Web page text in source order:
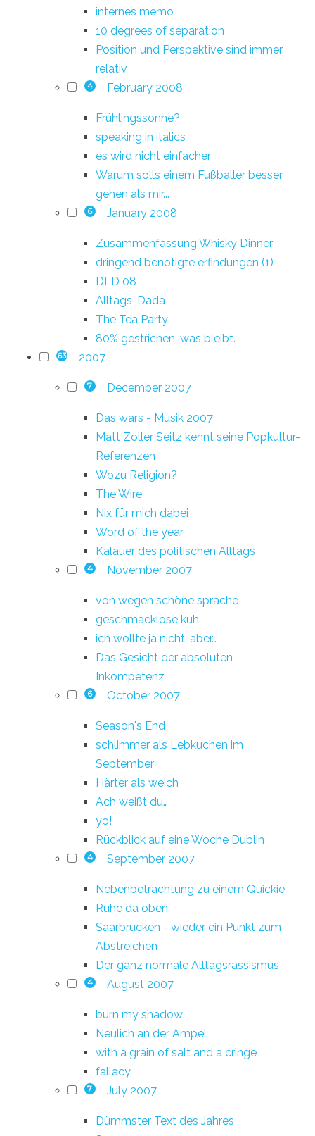
internes memo
10 degrees of separation
Position und Perspektive sind immer
relativ
4 February 2008
Frühlingssonne?
speaking in italics
es wird nicht einfacher
Warum solls einem Fußballer besser
gehen als mir...
6 January 2008
Zusammenfassung Whisky Dinner
dringend benötigte erfindungen (1)
DLD 08
Alltags-Dada
The Tea Party
80% gestrichen. was bleibt.
63 2007
7 December 2007
Das wars - Musik 2007
Matt Zoller Seitz kennt seine Popkultur-
Referenzen
Wozu Religion?
The Wire
Nix für mich dabei
Word of the year
Kalauer des politischen Alltags
4 November 2007
von wegen schöne sprache
geschmacklose kuh
ich wollte ja nicht, aber…
Das Gesicht der absoluten
Inkompetenz
6 October 2007
Season's End
schlimmer als Lebkuchen im
September
Härter als weich
Ach weißt du…
yo!
Rückblick auf eine Woche Dublin
4 September 2007
Nebenbetrachtung zu einem Quickie
Ruhe da oben.
Saarbrücken - wieder ein Punkt zum
Abstreichen
Der ganz normale Alltagsrassismus
4 August 2007
burn my shadow
Neulich an der Ampel
with a grain of salt and a cringe
fallacy
7 July 2007
Dümmster Text des Jahres